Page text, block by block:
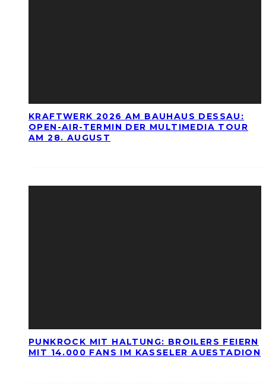
KRAFTWERK 2026 AM BAUHAUS DESSAU:
OPEN-AIR-TERMIN DER MULTIMEDIA TOUR
AM 28. AUGUST
PUNKROCK MIT HALTUNG: BROILERS FEIERN
MIT 14.000 FANS IM KASSELER AUESTADION